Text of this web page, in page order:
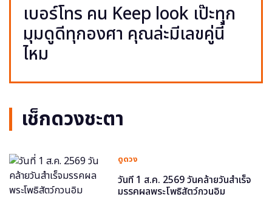
เบอร์โทร คน Keep look เป๊ะทุก
มุมดูดีทุกองศา คุณล่ะมีเลขคู่นี้
ไหม
เช็กดวงชะตา
ดูดวง
วันที่ 1 ส.ค. 2569 วันคล้ายวันสำเร็จ
มรรคผลพระโพธิสัตว์กวนอิม